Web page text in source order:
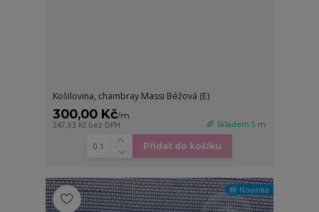
Košilovina, chambray Massi Béžová (E)
300,00 Kč/m
247,93 Kč bez DPH 🌈 Skladem 5 m
Přidat do košíku
🆕 Novinka